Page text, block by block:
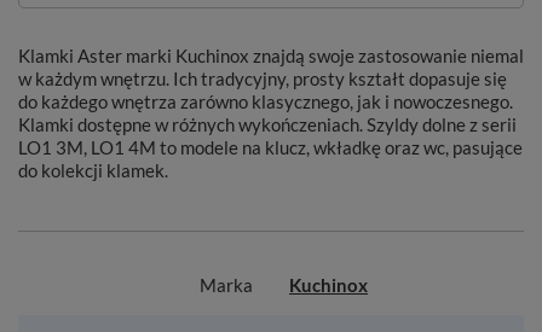
Klamki Aster marki Kuchinox znajdą swoje zastosowanie niemal
w każdym wnętrzu. Ich tradycyjny, prosty kształt dopasuje się
do każdego wnętrza zarówno klasycznego, jak i nowoczesnego.
Klamki dostępne w różnych wykończeniach. Szyldy dolne z serii
LO1 3M, LO1 4M to modele na klucz, wkładkę oraz wc, pasujące
do kolekcji klamek.
Marka Kuchinox